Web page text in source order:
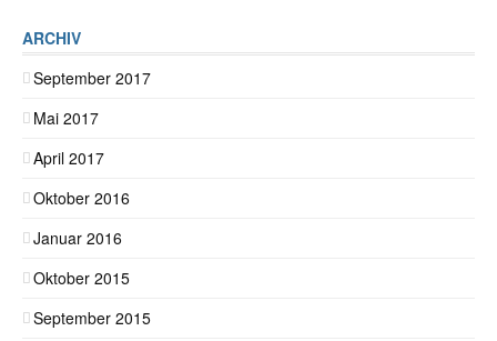
ARCHIV
September 2017
Mai 2017
April 2017
Oktober 2016
Januar 2016
Oktober 2015
September 2015